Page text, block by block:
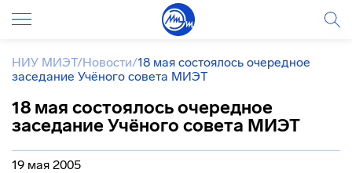
НИУ МИЭТ/Новости/18 мая состоялось очередное
заседание Учёного совета МИЭТ
18 мая состоялось очередное
заседание Учёного совета МИЭТ
19 мая 2005